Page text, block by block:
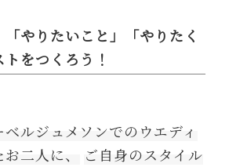
「やりたいこと」「やりたく
をつくろう！
ルジュメソンでのウエディ
二人に、
ご自身のスタイル